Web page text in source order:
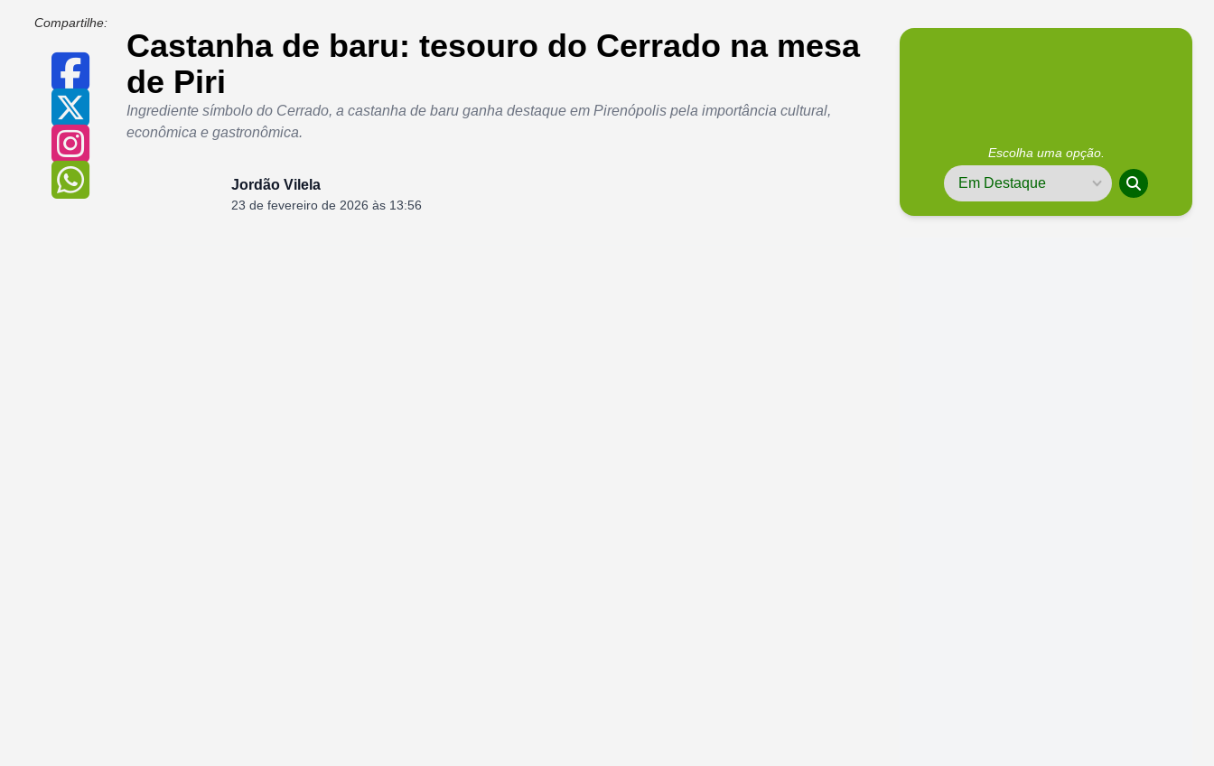
Compartilhe:
Castanha de baru: tesouro do Cerrado na mesa
de Piri
Ingrediente símbolo do Cerrado, a castanha de baru ganha destaque em Pirenópolis pela importância cultural,
econômica e gastronômica.
Jordão Vilela
23 de fevereiro de 2026 às 13:56
Escolha uma opção.